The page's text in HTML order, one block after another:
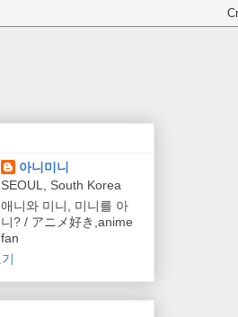
아니미니
SEOUL, South Korea
애니와 미니, 미니를 아
니? / アニメ好き,anime
fan